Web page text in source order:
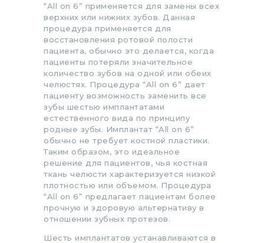
“All on 6” применяется для замены всех
верхних или нижних зубов. Данная
процедура применяется для
восстановления ротовой полости
пациента, обычно это делается, когда
пациенты потеряли значительное
количество зубов на одной или обеих
челюстях. Процедура “All on 6” дает
пациенту возможность заменить все
зубы шестью имплантатами
естественного вида по принципу
родные зубы. Имплантат “All on 6”
обычно не требует костной пластики.
Таким образом, это идеальное
решение для пациентов, чья костная
ткань челюсти характеризуется низкой
плотностью или объемом. Процедура
“All on 6” предлагает пациентам более
прочную и здоровую альтернативу в
отношении зубных протезов.
Шесть имплантатов устанавливаются в